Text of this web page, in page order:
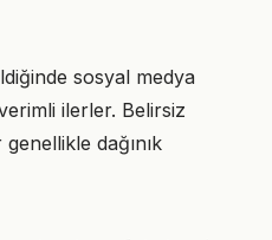
sosyal medya
ilerler. Belirsiz
dağınık